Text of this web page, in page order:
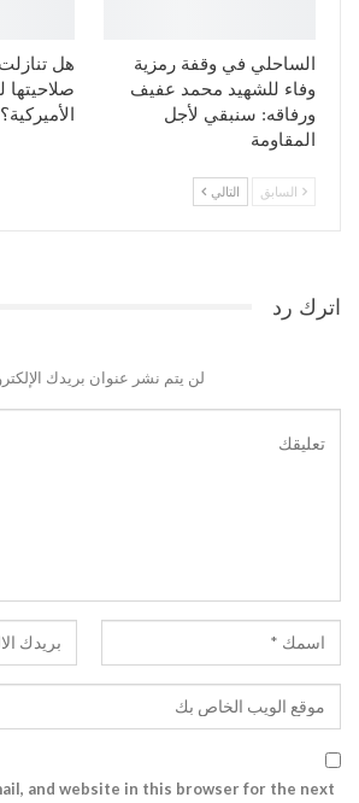
الساحلي في وقفة رمزية
وفاء للشهيد محمد عفيف
ورفاقه: سنبقي لأجل
المقاومة
هل
صلاحيتها
الأميركية؟
السابق التالي
اترك رد
لن يتم نشر عنوان بريدك
and website in this browser for the next